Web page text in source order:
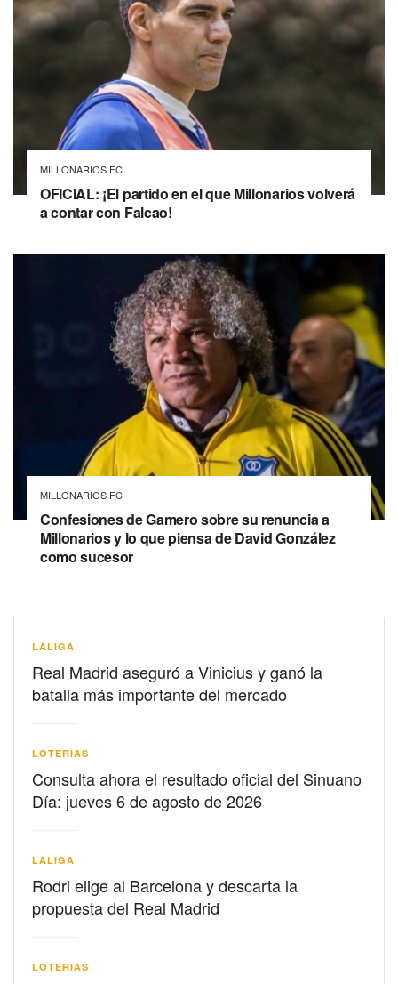
MILLONARIOS FC
OFICIAL: ¡El partido en el que Millonarios volverá
a contar con Falcao!
MILLONARIOS FC
Confesiones de Gamero sobre su renuncia a
Millonarios y lo que piensa de David González
como sucesor
LALIGA
Real Madrid aseguró a Vinicius y ganó la
batalla más importante del mercado
LOTERIAS
Consulta ahora el resultado oficial del Sinuano
Día: jueves 6 de agosto de 2026
LALIGA
Rodri elige al Barcelona y descarta la
propuesta del Real Madrid
LOTERIAS